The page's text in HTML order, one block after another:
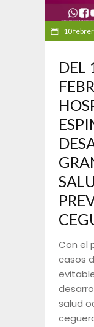
10
DEL
Con el
casos
salud